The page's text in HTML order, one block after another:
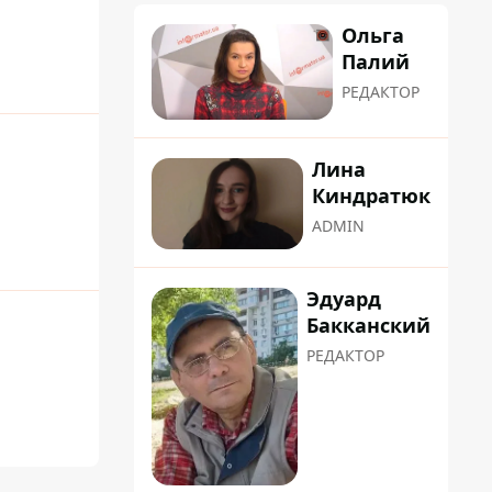
Ольга
Палий
РЕДАКТОР
Лина
Киндратюк
ADMIN
Эдуард
Бакканский
РЕДАКТОР